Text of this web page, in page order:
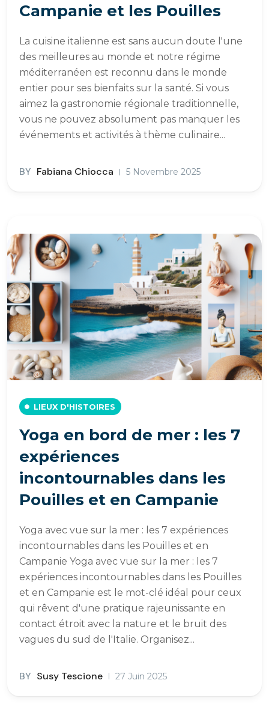
Campanie et les Pouilles
La cuisine italienne est sans aucun doute l'une
des meilleures au monde et notre régime
méditerranéen est reconnu dans le monde
entier pour ses bienfaits sur la santé. Si vous
aimez la gastronomie régionale traditionnelle,
vous ne pouvez absolument pas manquer les
événements et activités à thème culinaire...
BY Fabiana Chiocca 5 Novembre 2025
LIEUX D'HISTOIRES
Yoga en bord de mer : les 7
expériences
incontournables dans les
Pouilles et en Campanie
Yoga avec vue sur la mer : les 7 expériences
incontournables dans les Pouilles et en
Campanie Yoga avec vue sur la mer : les 7
expériences incontournables dans les Pouilles
et en Campanie est le mot-clé idéal pour ceux
qui rêvent d'une pratique rajeunissante en
contact étroit avec la nature et le bruit des
vagues du sud de l'Italie. Organisez...
BY Susy Tescione 27 Juin 2025